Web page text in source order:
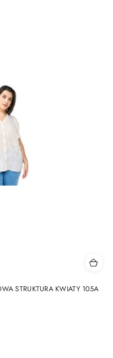
STRUKTURA KWIATY 105A